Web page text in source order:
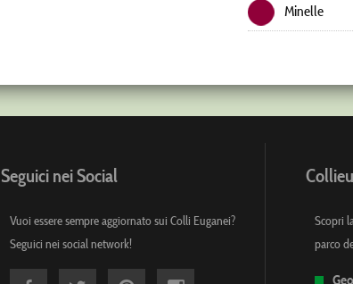
Minelle
Seguici nei Social
Vuoi essere sempre aggiornato sui Colli Euganei?
Seguici nei social network!
Scopri
parco